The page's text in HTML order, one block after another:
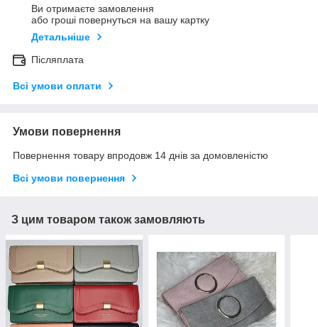
Ви отримаєте замовлення
або гроші повернуться на вашу картку
Детальніше
Післяплата
Всі умови оплати
Умови повернення
Повернення товару впродовж 14 днів за домовленістю
Всі умови повернення
З цим товаром також замовляють